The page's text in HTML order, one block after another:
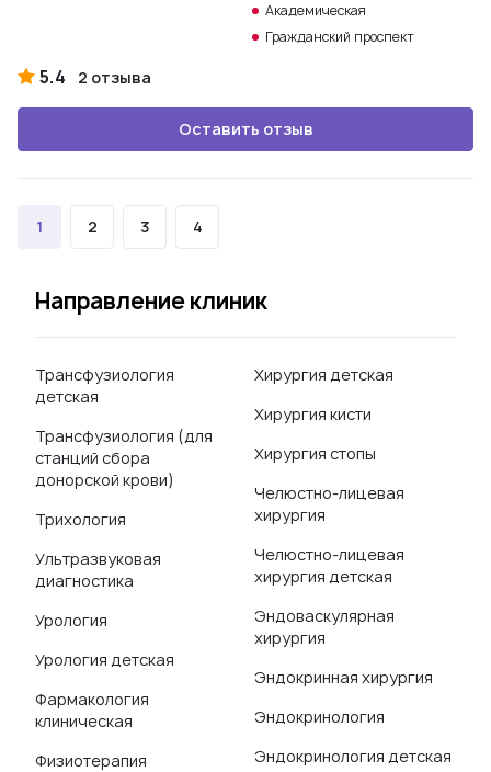
Академическая
Гражданский проспект
5.4 2 отзыва
Оставить отзыв
1 2 3 4
Направление клиник
Трансфузиология
детская
Трансфузиология (для
станций сбора
донорской крови)
Трихология
Ультразвуковая
диагностика
Урология
Урология детская
Фармакология
клиническая
Физиотерапия
Хирургия детская
Хирургия кисти
Хирургия стопы
Челюстно-лицевая
хирургия
Челюстно-лицевая
хирургия детская
Эндоваскулярная
хирургия
Эндокринная хирургия
Эндокринология
Эндокринология детская